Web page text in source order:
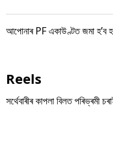
আপোনাৰ PF একাউণ্টত জমা হ’ব
Reels
সৰ্থেবাৰীৰ কাপলা বিলত পৰিভ্ৰমী